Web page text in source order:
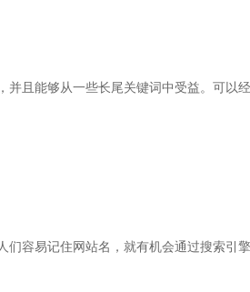
且能够从一些长尾关键词中受益。可
容易记住网站名，就有机会通过搜索